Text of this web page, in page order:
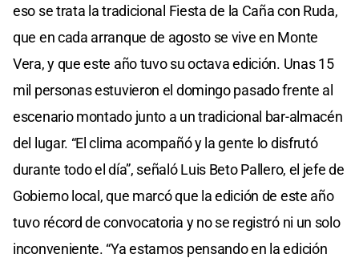
eso se trata la tradicional Fiesta de la Caña con Ruda,
que en cada arranque de agosto se vive en Monte
Vera, y que este año tuvo su octava edición. Unas 15
mil personas estuvieron el domingo pasado frente al
escenario montado junto a un tradicional bar-almacén
del lugar. “El clima acompañó y la gente lo disfrutó
durante todo el día”, señaló Luis Beto Pallero, el jefe de
Gobierno local, que marcó que la edición de este año
tuvo récord de convocatoria y no se registró ni un solo
inconveniente. “Ya estamos pensando en la edición